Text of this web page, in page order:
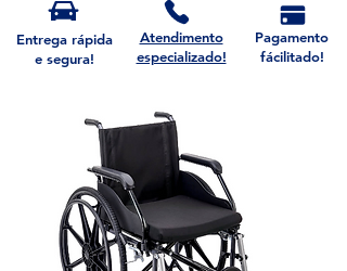
Entrega rápida
e segura!
Atendimento
especializado!
Pagamento
fácilitado!